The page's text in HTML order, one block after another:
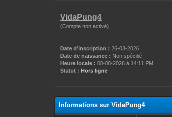
VidaPung4
(Compte non activé)
Date d’inscription : 26-03-2026
Date de naissance : Non spécifié
Heure locale : 08-08-2026 à 14:11 PM
Statut : Hors ligne
Informations sur VidaPung4